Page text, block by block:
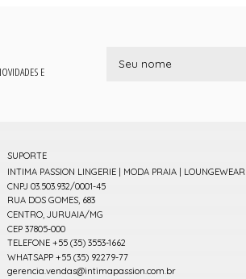
E
SUPORTE
INTIMA PASSION LINGERIE | MODA PRAIA | LOUNGEWEAR
CNPJ 03.503.932/0001-45
RUA DOS GOMES, 683
CENTRO, JURUAIA/MG
CEP 37805-000
TELEFONE +55 (35) 3553-1662
WHATSAPP +55 (35) 92279-77
gerencia.vendas@intimapassion.com.br